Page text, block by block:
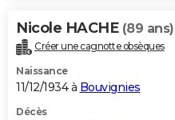
Nicole HACHE (89 ans)
Créer une cagnotte obsèques
Naissance
11/12/1934 à Bouvignies
Décès